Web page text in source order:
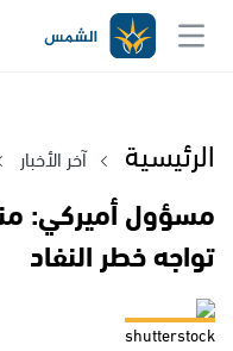
الرئيسية آخر الأخبار
مسؤول أميركي:
تواجه خطر النفاد
shutterstock